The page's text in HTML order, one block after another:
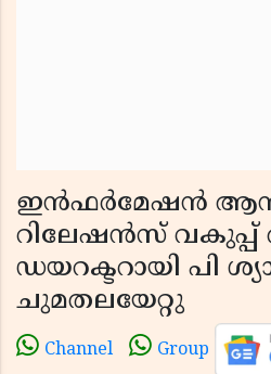
ഇൻഫർമേഷൻ
റിലേഷൻസ്
ഡയറക്ടറായി പി
ചുമതലയേറ്റു
Channel Group